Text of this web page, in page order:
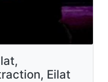
Eilat